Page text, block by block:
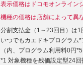
表示価格はドコモオンライン
機種の価格は店舗によって異
分割支払金（1～23回目）は1
いつでもカエドキプログラム
（内、プログラム利用料0円*5
*1 対象機種を残価設定型24